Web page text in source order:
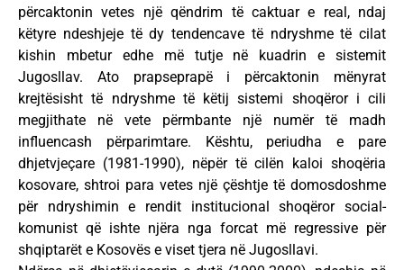
përcaktonin vetes një qëndrim të caktuar e real, ndaj
këtyre ndeshjeje të dy tendencave të ndryshme të cilat
kishin mbetur edhe më tutje në kuadrin e sistemit
Jugosllav. Ato prapseprapë i përcaktonin mënyrat
krejtësisht të ndryshme të këtij sistemi shoqëror i cili
megjithate në vete përmbante një numër të madh
influencash përparimtare. Kështu, periudha e pare
dhjetvjeçare (1981-1990), nëpër të cilën kaloi shoqëria
kosovare, shtroi para vetes një çështje të domosdoshme
për ndryshimin e rendit institucional shoqëror social-
komunist që ishte njëra nga forcat më regressive për
shqiptarët e Kosovës e viset tjera në Jugosllavi.